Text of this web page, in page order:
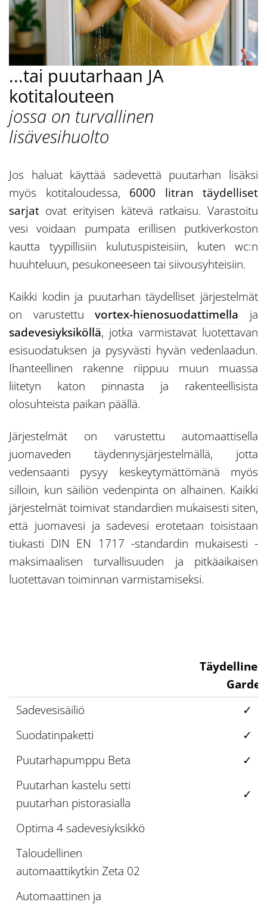
...tai puutarhaan JA
kotitalouteen
jossa on turvallinen
lisävesihuolto
Jos haluat käyttää sadevettä puutarhan lisäksi
myös kotitaloudessa, 6000 litran täydelliset
sarjat ovat erityisen kätevä ratkaisu. Varastoitu
vesi voidaan pumpata erillisen putkiverkoston
kautta tyypillisiin kulutuspisteisiin, kuten wc:n
huuhteluun, pesukoneeseen tai siivousyhteisiin.
Kaikki kodin ja puutarhan täydelliset järjestelmät
on varustettuvortex-hienosuodattimella ja
sadevesiyksiköllä, jotka varmistavat luotettavan
esisuodatuksen ja pysyvästi hyvän vedenlaadun.
Ihanteellinen rakenne riippuu muun muassa
liitetyn katon pinnasta ja rakenteellisista
olosuhteista paikan päällä.
Järjestelmät on varustettu automaattisella
juomaveden täydennysjärjestelmällä, jotta
vedensaanti pysyy keskeytymättömänä myös
silloin, kun säiliön vedenpinta on alhainen. Kaikki
järjestelmät toimivat standardien mukaisesti siten,
että juomavesi ja sadevesi erotetaan toisistaan
tiukasti DIN EN 1717 -standardin mukaisesti -
maksimaalisen turvallisuuden ja pitkäaikaisen
luotettavan toiminnan varmistamiseksi.
Garden
Sadevesisäiliö
✓
Suodatinpaketti
✓
Puutarhapumppu Beta
✓
Puutarhan kastelu setti
puutarhan pistorasialla
✓
Optima 4 sadevesiyksikkö
Taloudellinen
automaattikytkin Zeta 02
Automaattinen ja